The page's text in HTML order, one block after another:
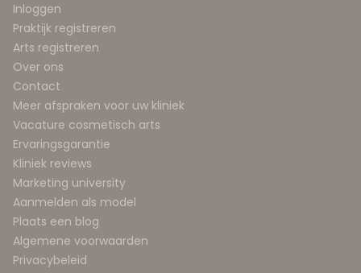
Inloggen
Praktijk registreren
Arts registreren
Over ons
Contact
Meer afspraken voor uw kliniek
Vacature cosmetisch arts
Ervaringsgarantie
Kliniek reviews
Marketing university
Aanmelden als model
Plaats een blog
Algemene voorwaarden
Privacybeleid